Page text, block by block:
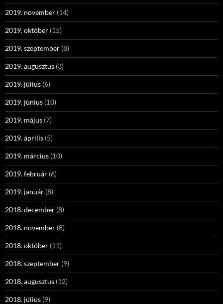
2019. november (14)
2019. október (15)
2019. szeptember (8)
2019. augusztus (3)
2019. július (6)
2019. június (10)
2019. május (7)
2019. április (5)
2019. március (10)
2019. február (6)
2019. január (8)
2018. december (8)
2018. november (8)
2018. október (11)
2018. szeptember (9)
2018. augusztus (12)
2018. július (9)